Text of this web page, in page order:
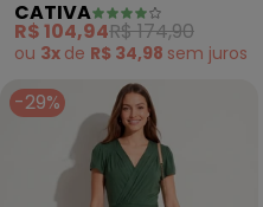
(Verde)
CATIVA
R$ 104,94R$ 174,90
ou 3x de R$ 34,98 sem juros
-29%